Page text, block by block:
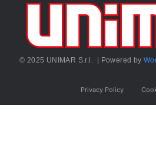
© 2025 UNIMAR S.r.l. | Powered by
Privacy Policy